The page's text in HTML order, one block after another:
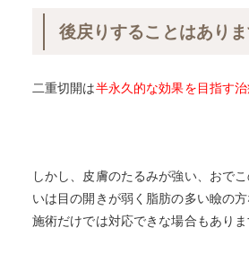
後戻りすることはあり
二重切開は半永久的な効果を目指す
しかし、皮膚のたるみが強い、おで
いは目の開きが弱く脂肪の多い瞼の
施術だけでは対応できな場合もありま